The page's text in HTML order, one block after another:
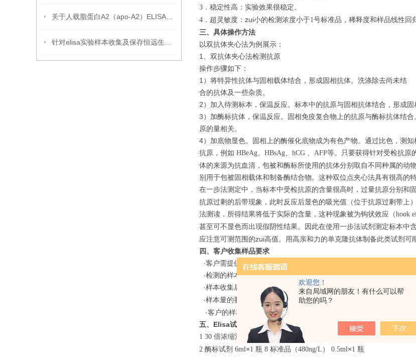
欢迎您！
来自局域网的朋友！有什么可以帮
助您的吗？
3 ．稳定性高：实验效果很稳定。
4 ．超灵敏度：zui小的检测浓度小于1号标准品，稀释度和样品线性回
三、具体操作方法
以双抗体夹心法为例展示：
1、双抗体夹心法检测抗原
操作步骤如下：
1）将特异性抗体与固相载体结合，形成固相抗体。洗涤除去尚未结
合的抗体及一些杂质。
2）加入待测标本，保温反应。标本中的抗原与固相抗体结合，形成
3）加酶标抗体，保温反应。固相免疫复合物上的抗原与酶标抗体结
原的量相关。
4）加底物显色。固相上的酶催化底物成为有色产物。通过比色，测
抗原，例如 HBeAg HBsAg hCG AFP等。只要获得针对受检抗原
体的来源为抗血清，包被和酶标所使用的抗体分别取自不同种属的
别用于包被固相载体和制备酶结合物。这种双位点夹心法具有很高的
在一步法测定中，当标本中受检抗原的含量很高时，过量抗原分别和
抗原过剩的后带现象，此时反应后显色的吸光值（位于抗原过剩带上
法测读，所得结果将低于实际的含量，这种现象被为钩状效应（hook
甚至可不显色而出现假阴性结果。因此在使用一步法试剂测定标本中
应注意可测范围的zui高值。用高亲和力的单克隆抗体制备此类试剂可
四、客户收集样品要求
·客户需提供待检测抗体和包被用抗原。
·检测的样本为细胞培养上清、人和动物的血清、血浆。
·样本收集后应立即
-20℃保存，若长期保存应 -70℃。
·样本量的要求：若一个指标做复孔检测应不少于
，做单孔检测
·客户的样本收集后，立即按要求保存，切忌反复冻融。外地客户邮
五、Elisa试剂盒组成
1 30 倍浓缩洗涤液 20ml × 1 终止液 1瓶
2 酶标试剂 6ml×1 瓶 8 标准品（480ng/L ） 0.5ml×1 瓶